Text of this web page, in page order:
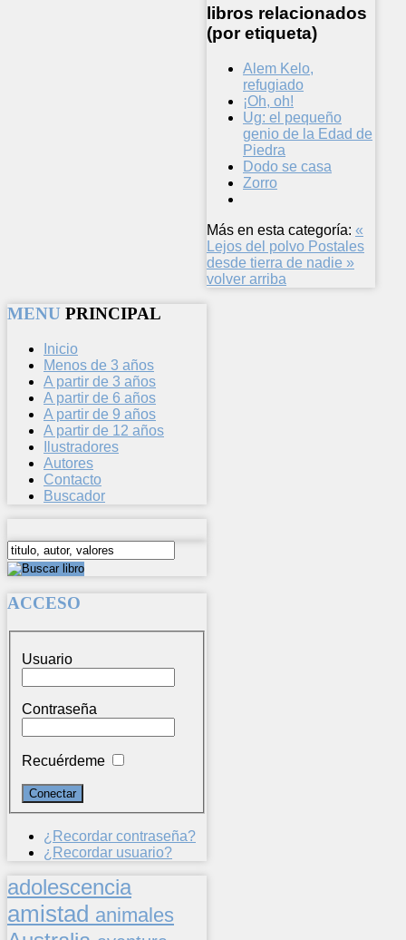
libros relacionados
(por etiqueta)
Alem Kelo,
refugiado
¡Oh, oh!
Ug: el pequeño
genio de la Edad de
Piedra
Dodo se casa
Zorro
Más en esta categoría: «
Lejos del polvo Postales
desde tierra de nadie »
volver arriba
MENU PRINCIPAL
Inicio
Menos de 3 años
A partir de 3 años
A partir de 6 años
A partir de 9 años
A partir de 12 años
Ilustradores
Autores
Contacto
Buscador
ACCESO
Usuario
Contraseña
Recuérdeme
¿Recordar contraseña?
¿Recordar usuario?
adolescencia
amistad animales